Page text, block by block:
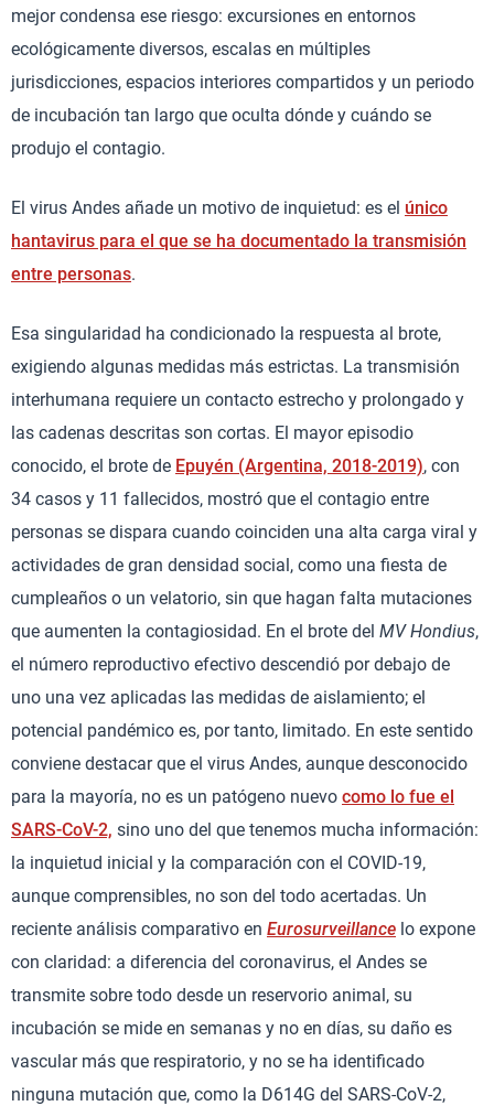
mejor condensa ese riesgo: excursiones en entornos
ecológicamente diversos, escalas en múltiples
jurisdicciones, espacios interiores compartidos y un periodo
de incubación tan largo que oculta dónde y cuándo se
produjo el contagio.
El virus Andes añade un motivo de inquietud: es el único
hantavirus para el que se ha documentado la transmisión
entre personas.
Esa singularidad ha condicionado la respuesta al brote,
exigiendo algunas medidas más estrictas. La transmisión
interhumana requiere un contacto estrecho y prolongado y
las cadenas descritas son cortas. El mayor episodio
conocido, el brote de Epuyén (Argentina, 2018-2019), con
34 casos y 11 fallecidos, mostró que el contagio entre
personas se dispara cuando coinciden una alta carga viral y
actividades de gran densidad social, como una fiesta de
cumpleaños o un velatorio, sin que hagan falta mutaciones
que aumenten la contagiosidad. En el brote del MV Hondius,
el número reproductivo efectivo descendió por debajo de
uno una vez aplicadas las medidas de aislamiento; el
potencial pandémico es, por tanto, limitado. En este sentido
conviene destacar que el virus Andes, aunque desconocido
para la mayoría, no es un patógeno nuevo como lo fue el
SARS-CoV-2, sino uno del que tenemos mucha información:
la inquietud inicial y la comparación con el COVID-19,
aunque comprensibles, no son del todo acertadas. Un
reciente análisis comparativo en Eurosurveillance lo expone
con claridad: a diferencia del coronavirus, el Andes se
transmite sobre todo desde un reservorio animal, su
incubación se mide en semanas y no en días, su daño es
vascular más que respiratorio, y no se ha identificado
ninguna mutación que, como la D614G del SARS-CoV-2,